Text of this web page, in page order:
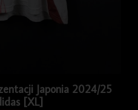
Japonia 2024/25
[XL]